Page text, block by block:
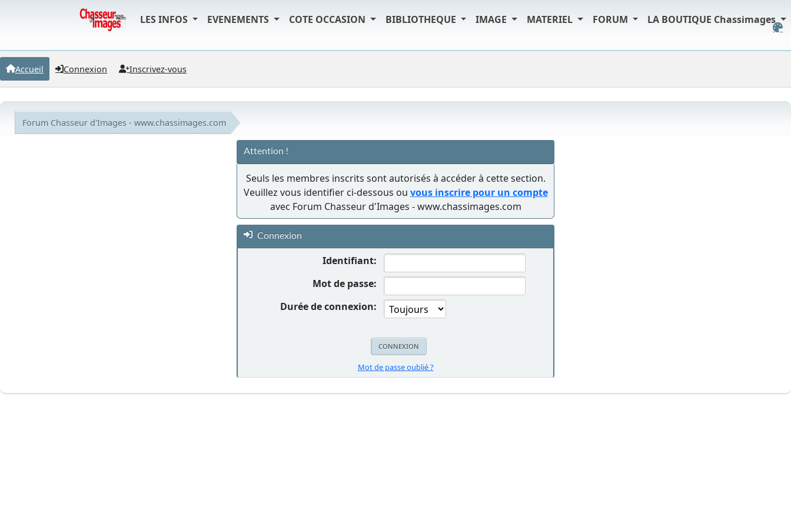
LES INFOS EVENEMENTS COTE OCCASION BIBLIOTHEQUE IMAGE MATERIEL FORUM LA BOUTIQUE Chassimages
Accueil Connexion Inscrivez-vous
Forum Chasseur d'Images - www.chassimages.com
Attention !
Seuls les membres inscrits sont autorisés à accéder à cette section.
Veuillez vous identifier ci-dessous ou vous inscrire pour un compte
avec Forum Chasseur d'Images - www.chassimages.com
Connexion
Identifiant:
Mot de passe:
Durée de connexion:
Mot de passe oublié ?